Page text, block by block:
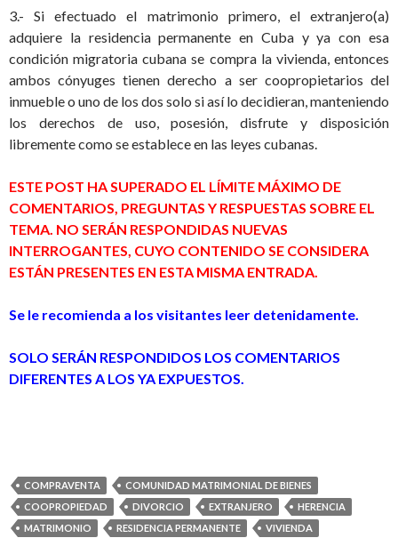
3.- Si efectuado el matrimonio primero, el extranjero(a)
adquiere la residencia permanente en Cuba y ya con esa
condición migratoria cubana se compra la vivienda, entonces
ambos cónyuges tienen derecho a ser coopropietarios del
inmueble o uno de los dos solo si así lo decidieran, manteniendo
los derechos de uso, posesión, disfrute y disposición
libremente como se establece en las leyes cubanas.
ESTE POST HA SUPERADO EL LÍMITE MÁXIMO DE
COMENTARIOS, PREGUNTAS Y RESPUESTAS SOBRE EL
TEMA. NO SERÁN RESPONDIDAS NUEVAS
INTERROGANTES, CUYO CONTENIDO SE CONSIDERA
ESTÁN PRESENTES EN ESTA MISMA ENTRADA.
Se le recomienda a los visitantes leer detenidamente.
SOLO SERÁN RESPONDIDOS LOS COMENTARIOS
DIFERENTES A LOS YA EXPUESTOS.
COMPRAVENTA
COMUNIDAD MATRIMONIAL DE BIENES
COOPROPIEDAD
DIVORCIO EXTRANJERO
HERENCIA
MATRIMONIO
RESIDENCIA PERMANENTE VIVIENDA